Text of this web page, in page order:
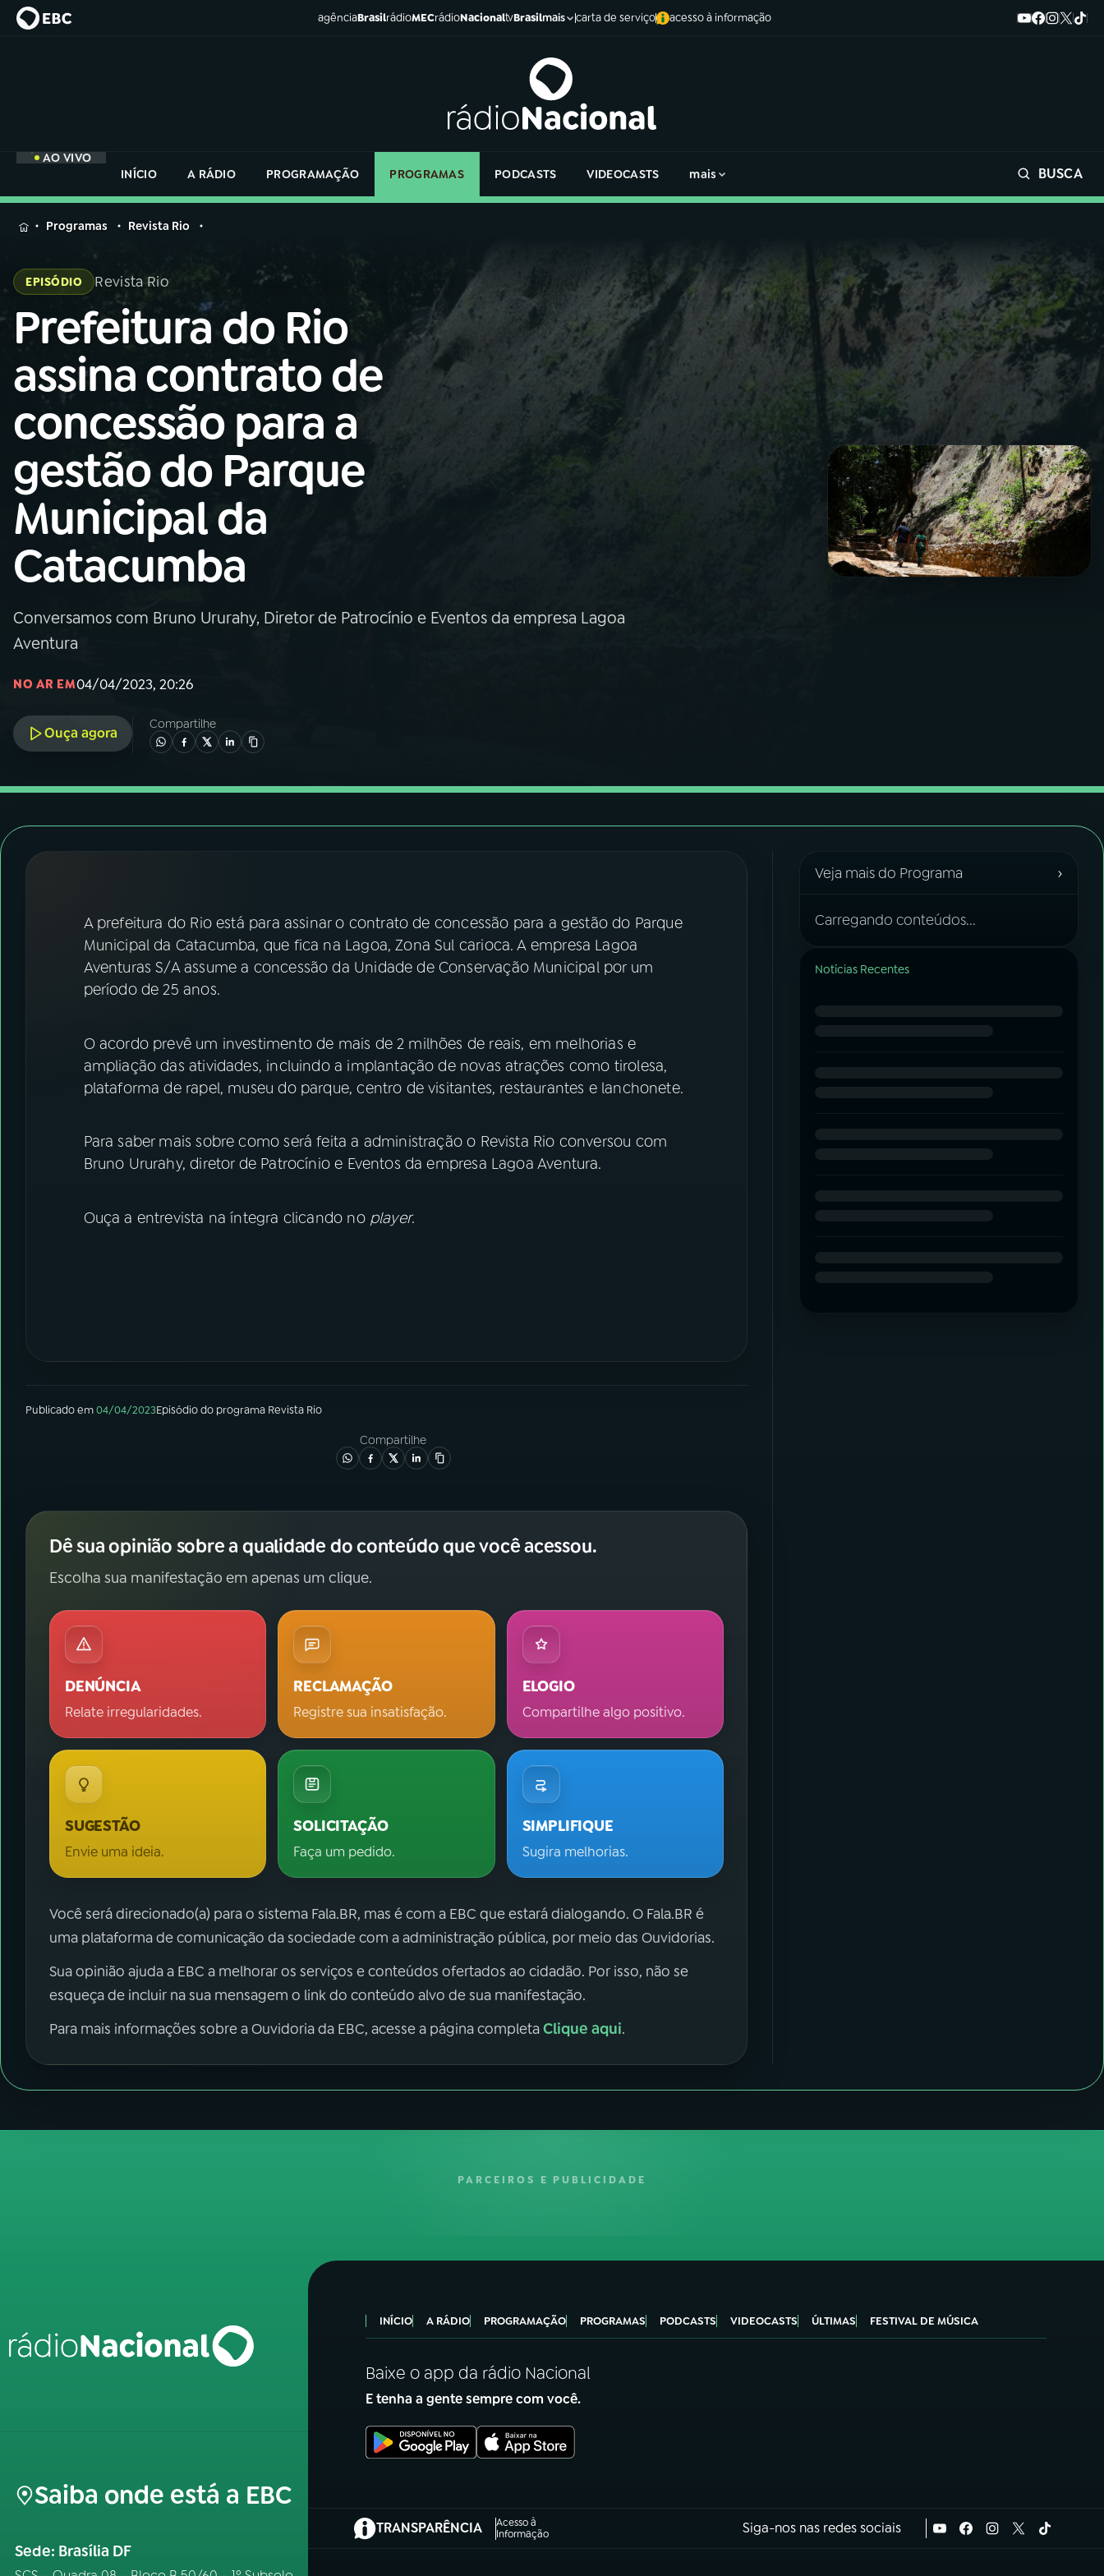
agênciaBrasilrádioMECrádioNacionaltvBrasilmais carta de serviço acesso à informação
AO VIVO
INÍCIO
A RÁDIO PROGRAMAÇÃO PROGRAMAS PODCASTS VIDEOCASTS mais BUSCA
MENU
Buscar
na
Rádio
Nacional
01 INÍCIO
02A RÁDIO
PROGRAMAÇÃO
04 PROGRAMAS
06VIDEOCASTS
07ÚLTIMAS
08FESTIVAL DE MÚSICA
Instagram X
na
Rádio
Programas Revista Rio
EPISÓDIO Revista Rio
Prefeitura do Rio
assina contrato de
concessão para a
gestão do Parque
Municipal da
Catacumba
Conversamos com Bruno Ururahy, Diretor de Patrocínio e Eventos da empresa Lagoa
Aventura
NO AR EM04/04/2023, 20:26
Ouça agora
Compartilhe
A prefeitura do Rio está para assinar o contrato de concessão para a gestão do Parque
Municipal da Catacumba, que fica na Lagoa, Zona Sul carioca. A empresa Lagoa
Aventuras S/A assume a concessão da Unidade de Conservação Municipal por um
período de 25 anos.
O acordo prevê um investimento de mais de 2 milhões de reais, em melhorias e
ampliação das atividades, incluindo a implantação de novas atrações como tirolesa,
plataforma de rapel, museu do parque, centro de visitantes, restaurantes e lanchonete.
Para saber mais sobre como será feita a administração o Revista Rio conversou com
Bruno Ururahy, diretor de Patrocínio e Eventos da empresa Lagoa Aventura.
Ouça a entrevista na íntegra clicando no player.
Publicado em04/04/2023Episódiodo programa Revista Rio
Compartilhe
Dê sua opinião sobre a qualidade do conteúdo que você acessou.
Escolha sua manifestação em apenas um clique.
DENÚNCIA
Relate irregularidades.
RECLAMAÇÃO
Registre sua insatisfação.
ELOGIO
Compartilhe algo positivo.
SUGESTÃO
Envie uma ideia.
SOLICITAÇÃO
Faça um pedido.
SIMPLIFIQUE
Sugira melhorias.
Você será direcionado(a) para o sistema Fala.BR, mas é com a EBC que estará dialogando. O Fala.BR é
uma plataforma de comunicação da sociedade com a administração pública, por meio das Ouvidorias.
Sua opinião ajuda a EBC a melhorar os serviços e conteúdos ofertados ao cidadão. Por isso, não se
esqueça de incluir na sua mensagem o link do conteúdo alvo de sua manifestação.
Para mais informações sobre a Ouvidoria da EBC, acesse a página completaClique aqui.
Veja mais do Programa ›
Carregando conteúdos...
Notícias Recentes
PARCEIROS E PUBLICIDADE
Saiba onde está a EBC
Sede: Brasília DF
INÍCIO A RÁDIO PROGRAMAÇÃO PROGRAMAS PODCASTS VIDEOCASTS ÚLTIMAS FESTIVAL DE MÚSICA
Baixe o app da rádio Nacional
E tenha a gente sempre com você.
TRANSPARÊNCIA
Acesso à
Informação
(abre em nova aba) Siga-nos nas redes sociais